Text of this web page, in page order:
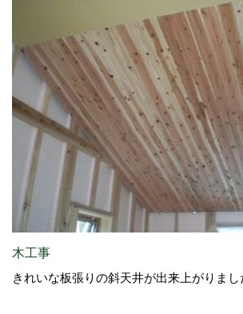
木工事
きれいな板張りの斜天井が出来上がりまし